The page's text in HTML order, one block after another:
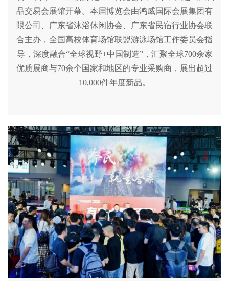
品交易会展馆开幕。本届博览会由鸿威国际会展集团有
限公司、广东省沐浴休闲协会、广东省民宿行业协会联
合主办，全国高校体育场馆联盟游泳场馆工作委员会指
导，深度融合“全球视野+中国制造”，汇聚全球700余家
优质展商与70余个国家和地区的专业采购商，展出超过
10,000件年度新品。